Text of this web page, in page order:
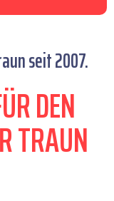
seit 2007.
DEN
TRAUN